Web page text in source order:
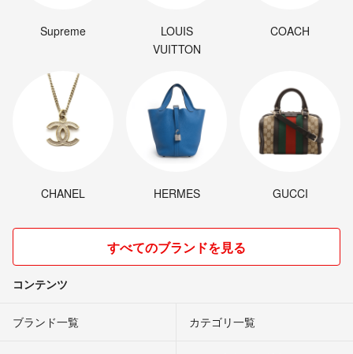
Supreme
LOUIS
VUITTON
COACH
CHANEL HERMES GUCCI
すべてのブランドを見る
コンテンツ
ブランド一覧 カテゴリ一覧